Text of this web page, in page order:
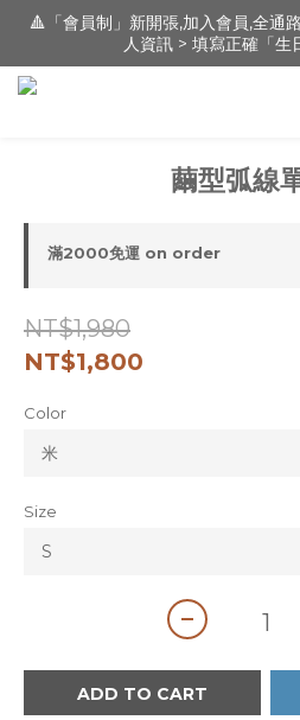
🔺「會員制」新開張,加入會員,全通
人資訊 > 填寫正確「生
🔺「會員制」新開張,加入會員,全通
人資訊 > 填寫正確「生
新朋友 [ 註冊登錄 ] 送 100元 購物
95號（遠百明志書院🅿️
人資訊 > 填寫正確「生
繭型弧線
滿2000免運 on order
NT$1,980
NT$1,800
Color
Size
ADD TO CART